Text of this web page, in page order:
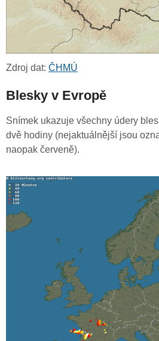
Zdroj dat: ČHMÚ
Blesky v Evropě
Snímek ukazuje všechny údery
dvě hodiny (nejaktuálnější jsou
naopak červeně).